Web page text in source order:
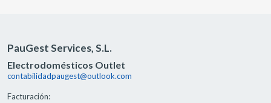
PauGest Services, S.L.
Electrodomésticos Outlet
contabilidadpaugest@outlook.com
Facturación: